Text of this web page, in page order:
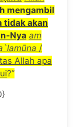
mengambil
tidak akan
Nya am
ūna /
Allah apa
?”